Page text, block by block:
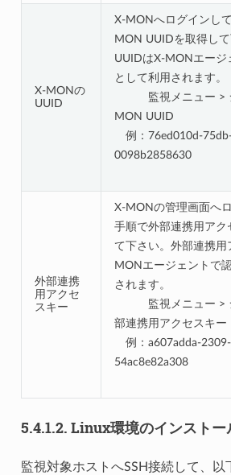
X-MONの
UUID
X-MONへログインし
MON UUIDを取得し
UUIDはX-MONエージ
として利用されます。
監視メニュー > シ
MON UUID
例：76ed010d-
0098b2858630
外部連携
用アクセ
スキー
X-MONの管理画面へ
手順で外部連携用アク
て下さい。外部連携
MONエージェントで
されます。
監視メニュー > シ
部連携用アクセスキー
例：a607adda-
54ac8e82a308
5.4.1.2. Linux環境のインストー
監視対象ホストへSSH接続して、以